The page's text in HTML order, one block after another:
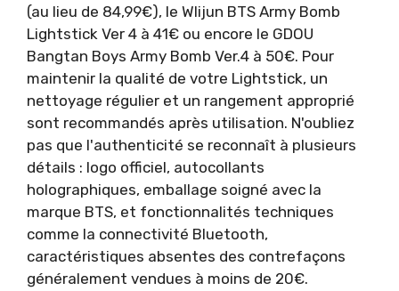
(au lieu de 84,99€), le Wlijun BTS Army Bomb
Lightstick Ver 4 à 41€ ou encore le GDOU
Bangtan Boys Army Bomb Ver.4 à 50€. Pour
maintenir la qualité de votre Lightstick, un
nettoyage régulier et un rangement approprié
sont recommandés après utilisation. N'oubliez
pas que l'authenticité se reconnaît à plusieurs
détails : logo officiel, autocollants
holographiques, emballage soigné avec la
marque BTS, et fonctionnalités techniques
comme la connectivité Bluetooth,
caractéristiques absentes des contrefaçons
généralement vendues à moins de 20€.